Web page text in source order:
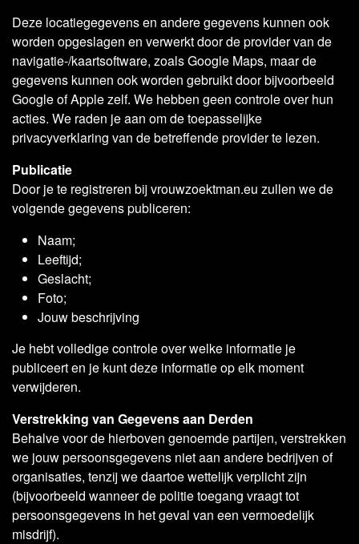
Deze locatiegegevens en andere gegevens kunnen ook
worden opgeslagen en verwerkt door de provider van de
navigatie-/kaartsoftware, zoals Google Maps, maar de
gegevens kunnen ook worden gebruikt door bijvoorbeeld
Google of Apple zelf. We hebben geen controle over hun
acties. We raden je aan om de toepasselijke
privacyverklaring van de betreffende provider te lezen.
Publicatie
Door je te registreren bij vrouwzoektman.eu zullen we de
volgende gegevens publiceren:
Naam;
Leeftijd;
Geslacht;
Foto;
Jouw beschrijving
Je hebt volledige controle over welke informatie je
publiceert en je kunt deze informatie op elk moment
verwijderen.
Verstrekking van Gegevens aan Derden
Behalve voor de hierboven genoemde partijen, verstrekken
we jouw persoonsgegevens niet aan andere bedrijven of
organisaties, tenzij we daartoe wettelijk verplicht zijn
(bijvoorbeeld wanneer de politie toegang vraagt tot
persoonsgegevens in het geval van een vermoedelijk
misdrijf).